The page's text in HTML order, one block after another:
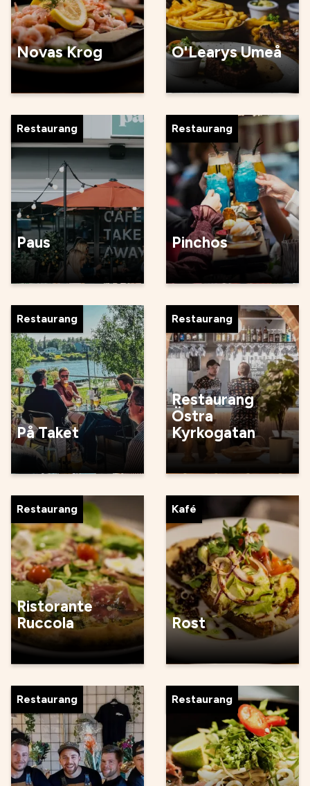
Novas Krog O'Learys Umeå
Restaurang
Paus
Restaurang
Pinchos
Restaurang
På Taket
Restaurang
Restaurang
Östra
Kyrkogatan
Restaurang
Ristorante
Ruccola
Kafé
Rost
Restaurang Restaurang